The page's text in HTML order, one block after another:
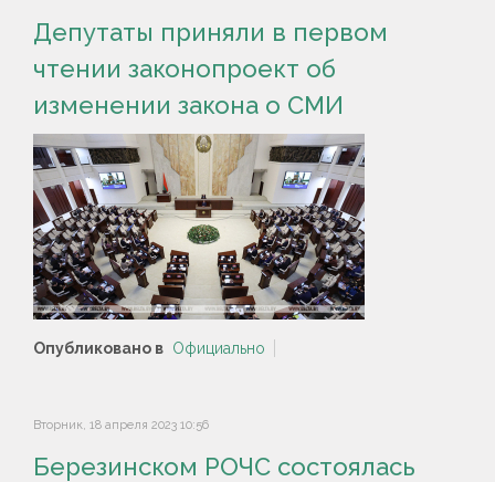
Депутаты приняли в первом
чтении законопроект об
изменении закона о СМИ
Опубликовано в Официально
Вторник, 18 апреля 2023 10:56
Березинском РОЧС состоялась